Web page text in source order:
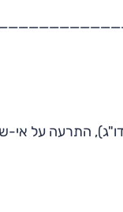
דו"ג), התרעה על